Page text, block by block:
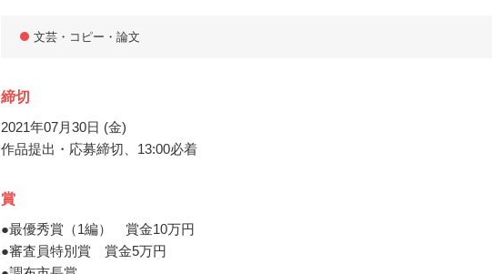
文芸・コピー・論文
締切
2021年07月30日 (金)
作品提出・応募締切、13:00必着
賞
●最優秀賞（1編） 賞金10万円
●審査員特別賞 賞金5万円